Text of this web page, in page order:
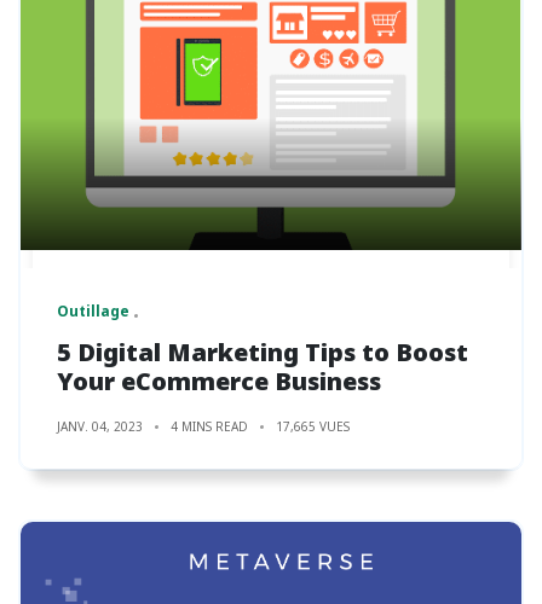
Outillage
5 Digital Marketing Tips to Boost
Your eCommerce Business
JANV. 04, 2023 4 MINS READ 17,665 VUES